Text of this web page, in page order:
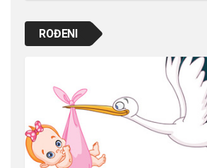
ROĐENI